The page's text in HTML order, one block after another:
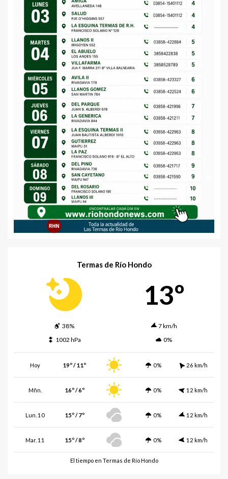
Termas de Río Hondo
13º
38%
7 km/h
1002 hPa
0%
Hoy 19º / 11º 0% 26 km/h
Mñn. 16º / 6º 0% 12 km/h
Lun. 10 15º / 7º 0% 12 km/h
Mar. 11 15º / 8º 0% 12 km/h
El tiempo en Termas de Río Hondo